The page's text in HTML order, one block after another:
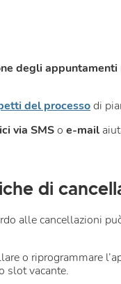
degli appuntamenti
del processodi
via SMSo e-mail
di
alle cancellazioni
o riprogrammare
slot vacante.